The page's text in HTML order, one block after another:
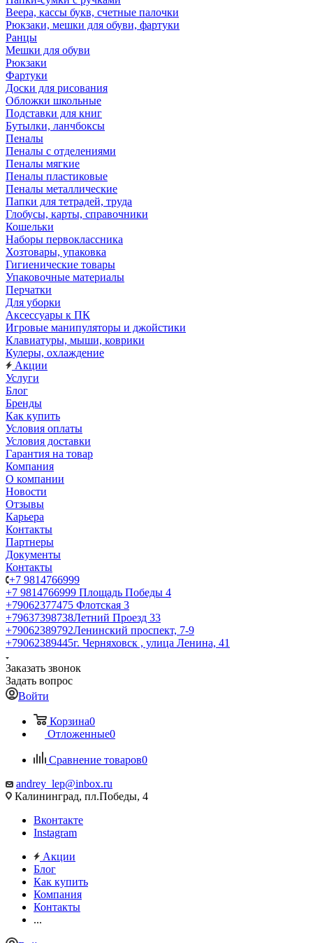
Веера, кассы букв, счетные палочки
Рюкзаки, мешки для обуви, фартуки
Ранцы
Мешки для обуви
Рюкзаки
Фартуки
Доски для рисования
Обложки школьные
Подставки для книг
Бутылки, ланчбоксы
Пеналы
Пеналы с отделениями
Пеналы мягкие
Пеналы пластиковые
Пеналы металлические
Папки для тетрадей, труда
Глобусы, карты, справочники
Кошельки
Наборы первоклассника
Хозтовары, упаковка
Гигиенические товары
Упаковочные материалы
Перчатки
Для уборки
Аксессуары к ПК
Игровые манипуляторы и джойстики
Клавиатуры, мыши, коврики
Кулеры, охлаждение
Акции
Услуги
Блог
Бренды
Как купить
Условия оплаты
Условия доставки
Гарантия на товар
Компания
О компании
Новости
Отзывы
Карьера
Контакты
Партнеры
Документы
Контакты
+7 9814766999
+7 9814766999 Площадь Победы 4
+79062377475 Флотская 3
+79637398738Летний Проезд 33
+79062389792Ленинский проспект, 7-9
+79062389445г. Черняховск , улица Ленина, 41
Заказать звонок
Задать вопрос
Войти
Корзина0
Отложенные0
Сравнение товаров0
andrey_lep@inbox.ru
Калининград, пл.Победы, 4
Вконтакте
Instagram
Акции
Блог
Как купить
Компания
Контакты
...